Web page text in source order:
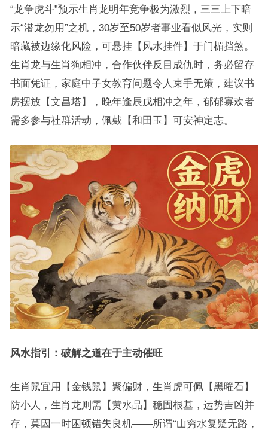
“龙争虎斗”预示生肖龙明年竞争极为激烈，三三上下暗
示“潜龙勿用”之机，30岁至50岁者事业看似风光，实则
暗藏被边缘化风险，可悬挂【风水挂件】于门楣挡煞。
生肖龙与生肖狗相冲，合作伙伴反目成仇时，务必留存
书面凭证，家庭中子女教育问题令人束手无策，建议书
房摆放【文昌塔】，晚年逢辰戌相冲之年，郁郁寡欢者
需多参与社群活动，佩戴【和田玉】可安神定志。
风水指引：破解之道在于主动催旺
生肖鼠宜用【金钱鼠】聚偏财，生肖虎可佩【黑曜石】
防小人，生肖龙则需【黄水晶】稳固根基，运势吉凶并
存，莫因一时困顿错失良机——所谓“山穷水复疑无路，